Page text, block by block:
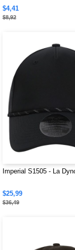
$4,41
$8,92
Imperial S1505 - La
$25,99
$36,49